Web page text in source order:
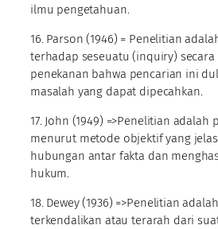
ilmu pengetahuan.
16. Parson (1946) = Penelitian
terhadap seseuatu (inquiry)
penekanan bahwa pencarian ini
masalah yang dapat dipecahkan.
17. John (1949) =>Penelitian adalah
menurut metode objektif yang
hubungan antar fakta dan
hukum.
18. Dewey (1936) =>Penelitian
terkendalikan atau terarah dari